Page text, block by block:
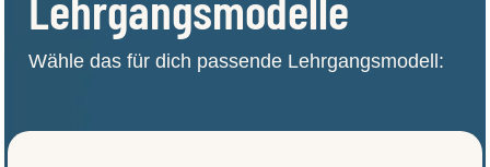
Wähle das für dich passende Lehrgangsmodell: